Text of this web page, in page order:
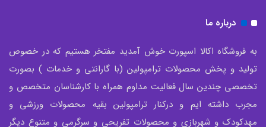
درباره ما
به فروشگاه اکالا اسپورت خوش آمدید مفتخر هستیم که در خصوص
تولید و پخش محصولات ترامپولین (با گارانتی و خدمات ) بصورت
تخصصی چندین سال فعالیت مداوم همراه با کارشناسان متخصص و
مجرب داشته ایم و درکنار ترامپولین بقیه محصولات ورزشی و
مهدکودک و شهربازی و محصولات تفریحی و سرگرمی و متنوع دیگر